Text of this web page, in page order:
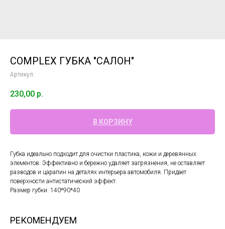
COMPLEX ГУБКА "САЛОН"
Артикул:
230,00 р.
В КОРЗИНУ
Губка идеально подходит для очистки пластика, кожи и деревянных
элементов. Эффективно и бережно удаляет загрязнения, не оставляет
разводов и царапин на деталях интерьера автомобиля. Придает
поверхности антистатический эффект.
Размер губки: 140*90*40
РЕКОМЕНДУЕМ